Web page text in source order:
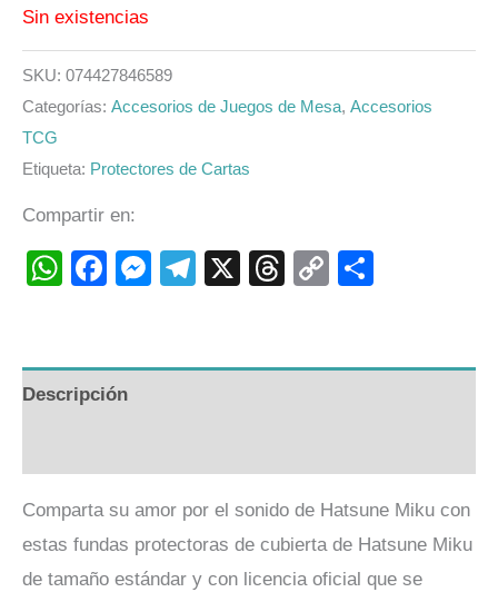
Sin existencias
SKU: 074427846589
Categorías: Accesorios de Juegos de Mesa, Accesorios
TCG
Etiqueta: Protectores de Cartas
Compartir en:
WhatsApp
Facebook
Messenger
Telegram
X Threads
Copy
Descripción
Comparta su amor por el sonido de Hatsune Miku con
estas fundas protectoras de cubierta de Hatsune Miku
de tamaño estándar y con licencia oficial que se